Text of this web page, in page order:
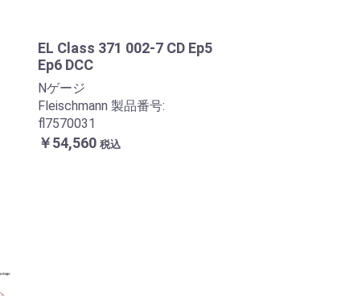
EL Class 371 002-7 CD Ep5
Ep6 DCC
Nゲージ
Fleischmann 製品番号:
fl7570031
￥54,560 税込